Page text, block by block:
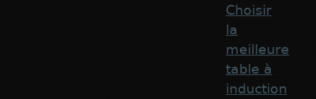
Choisir
la
meilleure
table à
induction